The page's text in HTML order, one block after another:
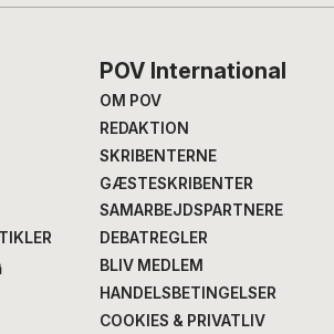
POV International
OM POV
REDAKTION
SKRIBENTERNE
GÆSTESKRIBENTER
SAMARBEJDSPARTNERE
DEBATREGLER
BLIV MEDLEM
HANDELSBETINGELSER
COOKIES & PRIVATLIV